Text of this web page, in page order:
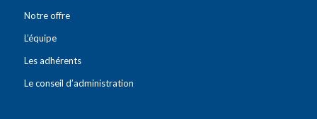
Notre offre
L’équipe
Les adhérents
Le conseil d’administration